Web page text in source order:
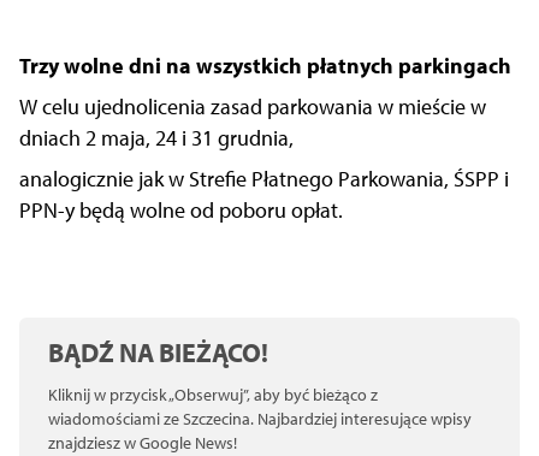
Trzy wolne dni na wszystkich płatnych parkingach
W celu ujednolicenia zasad parkowania w mieście w
dniach 2 maja, 24 i 31 grudnia,
analogicznie jak w Strefie Płatnego Parkowania, ŚSPP i
PPN-y będą wolne od poboru opłat.
BĄDŹ NA BIEŻĄCO!
Kliknij w przycisk „Obserwuj”, aby być bieżąco z
wiadomościami ze Szczecina. Najbardziej interesujące wpisy
znajdziesz w Google News!